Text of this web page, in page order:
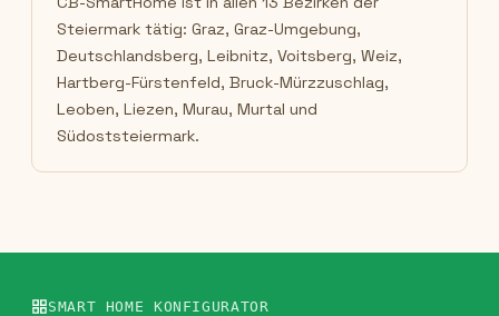
Steiermark tätig: Graz, Graz-Umgebung,
Deutschlandsberg, Leibnitz, Voitsberg, Weiz,
Hartberg-Fürstenfeld, Bruck-Mürzzuschlag,
Leoben, Liezen, Murau, Murtal und
Südoststeiermark.
SMART HOME KONFIGURATOR